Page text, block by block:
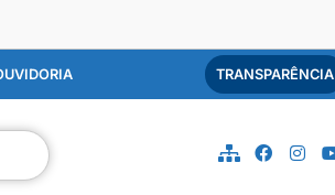
TRANSPARÊNCIA